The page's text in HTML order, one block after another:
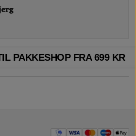
PAKKESHOP FRA 699 KR